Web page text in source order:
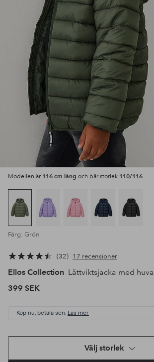
Modellen är 116 cm lång och bär storlek 110/116
Färg: Grön
32 17 recensioner
Ellos Collection Lättviktsjacka med huva
399 SEK
Köp nu, betala sen. Läs mer
Välj storlek